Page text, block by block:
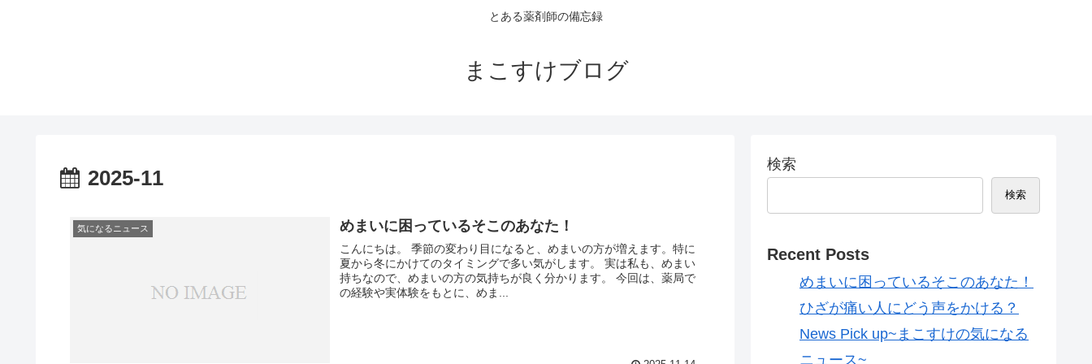
とある薬剤師の備忘録
まこすけブログ
2025-11
気になるニュース めまいに困っているそこのあなた！
こんにちは。 季節の変わり目になると、めまいの方が増えます。特に
夏から冬にかけてのタイミングで多い気がします。 実は私も、めまい
持ちなので、めまいの方の気持ちが良く分かります。 今回は、薬局で
の経験や実体験をもとに、めま...
検索
検索
Recent Posts
めまいに困っているそこのあなた！
ひざが痛い人にどう声をかける？
News Pick up~まこすけの気になる
ニュース~